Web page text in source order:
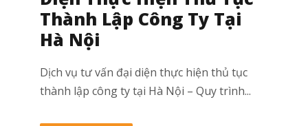
Thành Lập Công Ty Tại
Hà Nội
Dịch vụ tư vấn đại diện thực hiện thủ tục
thành lập công ty tại Hà Nội – Quy trình...